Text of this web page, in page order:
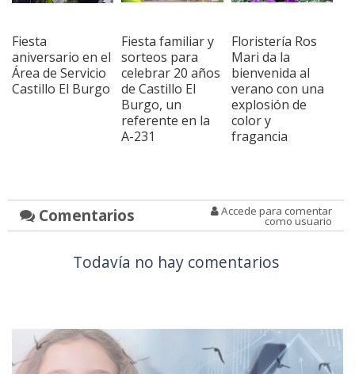
Fiesta
aniversario en el
Área de Servicio
Castillo El Burgo
Fiesta familiar y
sorteos para
celebrar 20 años
de Castillo El
Burgo, un
referente en la
A-231
Floristería Ros
Mari da la
bienvenida al
verano con una
explosión de
color y
fragancia
Comentarios Accede para comentar
como usuario
Todavía no hay comentarios